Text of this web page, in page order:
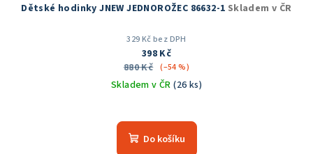
Dětské hodinky JNEW JEDNOROŽEC 86632-1 Skladem v ČR
329 Kč bez DPH
398 Kč
880 Kč (–54 %)
Skladem v ČR(26 ks)
Do košíku